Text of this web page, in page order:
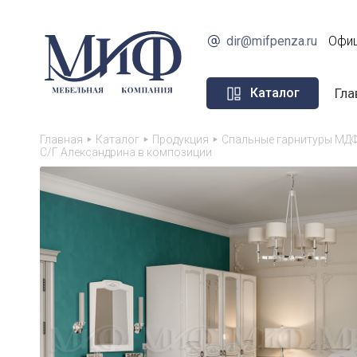
dir@mifpenza.ru
Каталог
Главная Каталог Продукция
Спальные гарнитуры
С/Г Александрина в композиции